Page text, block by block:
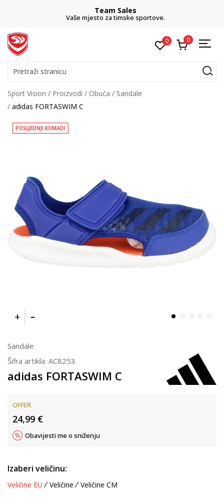
Team Sales
Vaše mjesto za timske sportove.
0 0
Pretraži stranicu
Sport Vision Proizvodi Obuća
Sandale
adidas FORTASWIM C
POSLJEDNJI KOMADI
Sandale
Šifra artikla: AC8253
adidas FORTASWIM C
OFFER
24,99 €
Obavijesti me o sniženju
Izaberi veličinu:
Veličine EU Veličine Veličine CM